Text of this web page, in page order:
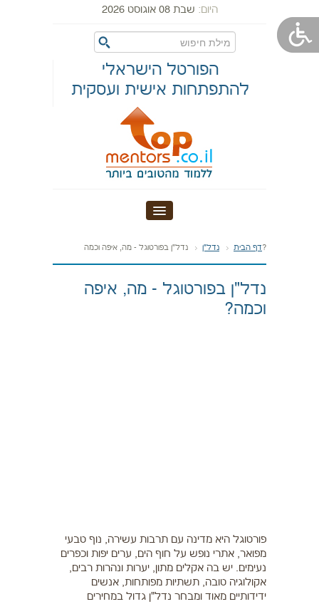
היום: שבת 08 אוגוסט 2026
הפורטל הישראלי
להתפתחות אישית ועסקית
דף הבית דף הבית נדל"ן נדל"ן בפורטוגל - מה, איפה וכמה?
נדל"ן בפורטוגל - מה, איפה
וכמה?
פורטוגל היא מדינה עם תרבות עשירה, נוף טבעי
מפואר, אתרי נופש על חוף הים, ערים יפות וכפרים
נעימים. יש בה אקלים מתון, יערות ונהרות רבים,
אקולוגיה טובה, תשתיות מפותחות, אנשים
ידידותיים מאוד ומבחר נדל"ן גדול במחירים